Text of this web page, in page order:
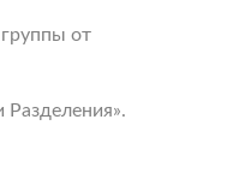
от
Разделения».